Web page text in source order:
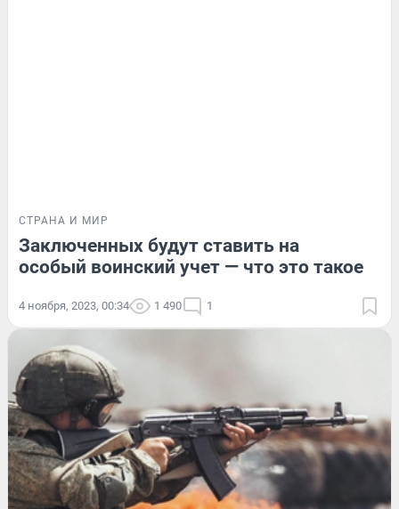
СТРАНА И МИР
Заключенных будут ставить на
особый воинский учет — что это такое
4 ноября, 2023, 00:34 1 490 1